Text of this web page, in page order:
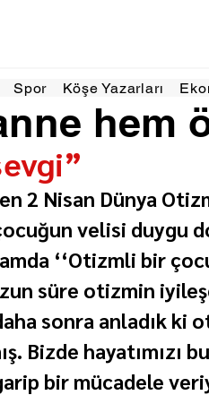
Spor Köşe Yazarları
hem
okunur
2 Nisan Dünya
velisi duygu
‘‘Otizmli bir
süre otizmin
sonra anladık ki
Bizde hayatımızı
bir mücadele